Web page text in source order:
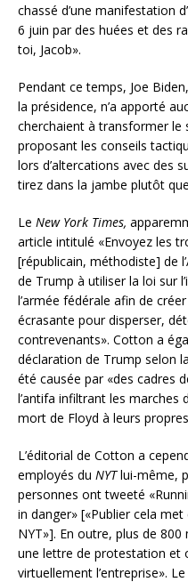
chassé d’une manifestation
6 juin par des huées et des
toi, Jacob».
Pendant ce temps, Joe
la présidence, n’a apporté
cherchaient à transformer le
proposant les conseils
lors d’altercations avec des
tirez dans la jambe plutôt
Le New York Times,
article intitulé «Envoyez les
[républicain, méthodiste] de
de Trump à utiliser la loi sur
l’armée fédérale afin de
écrasante pour disperser,
contrevenants». Cotton a
déclaration de Trump selon
été causée par «des cadres
l’antifa infiltrant les
mort de Floyd à leurs
L’éditorial de Cotton a
employés du NYTlui-même,
personnes ont tweeté
in danger» [«Publier cela
NYT»]. En outre, plus de
une lettre de protestation et
virtuellement l’entreprise». Le